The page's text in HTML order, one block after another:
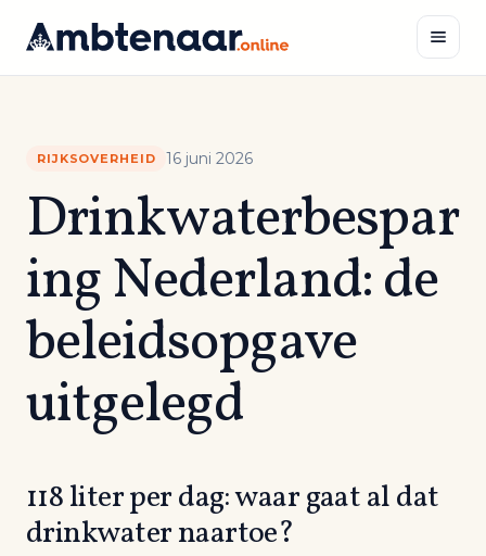
inhoud
RIJKSOVERHEID 16 juni 2026
Drinkwaterbespar
ing Nederland: de
beleidsopgave
uitgelegd
118 liter per dag: waar gaat al dat
drinkwater naartoe?